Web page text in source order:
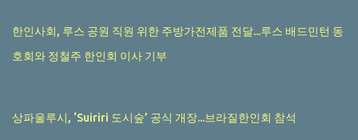
한인사회, 루스 공원 직원 위한 주방가전제품 전달...루스 배드민턴 동
호회와 정철주 한인회 이사 기부
상파울루시, ‘Suiriri 도시숲’ 공식 개장...브라질한인회 참석